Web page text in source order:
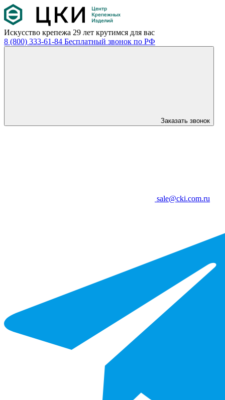
Искусство крепежа 29 лет крутимся для вас
8 (800) 333-61-84 Бесплатный звонок по РФ
Заказать звонок
sale@cki.com.ru